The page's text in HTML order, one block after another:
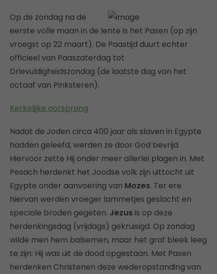
Op de zondag na de
eerste volle maan in de lente is het Pasen (op zijn
vroegst op 22 maart). De Paastijd duurt echter
officieel van Paaszaterdag tot
Drievuldigheidszondag (de laatste dag van het
octaaf van Pinksteren).
Kerkelijke oorsprong
Nadat de Joden circa 400 jaar als slaven in Egypte
hadden geleefd, werden ze door God bevrijd.
Hiervoor zette Hij onder meer allerlei plagen in. Met
Pesach herdenkt het Joodse volk zijn uittocht uit
Egypte onder aanvoering van Mozes. Ter ere
hiervan werden vroeger lammetjes geslacht en
speciale broden gegeten. Jezus is op deze
herdenkingsdag (vrijdags) gekruisigd. Op zondag
wilde men hem balsemen, maar het graf bleek leeg
te zijn: Hij was uit de dood opgestaan. Met Pasen
herdenken Christenen deze wederopstanding van